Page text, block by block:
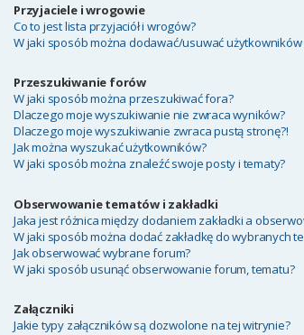
Przyjaciele i wrogowie
Co to jest lista przyjaciół i wrogów?
W jaki sposób można dodawać/usuwać użytkowników
Przeszukiwanie forów
W jaki sposób można przeszukiwać fora?
Dlaczego moje wyszukiwanie nie zwraca wyników?
Dlaczego moje wyszukiwanie zwraca pustą stronę?!
Jak można wyszukać użytkowników?
W jaki sposób można znaleźć swoje posty i tematy?
Obserwowanie tematów i zakładki
Jaka jest różnica między dodaniem zakładki a
W jaki sposób można dodać zakładkę do wybranych
Jak obserwować wybrane forum?
W jaki sposób usunąć obserwowanie forum, tematu?
Załączniki
Jakie typy załączników są dozwolone na tej witrynie?